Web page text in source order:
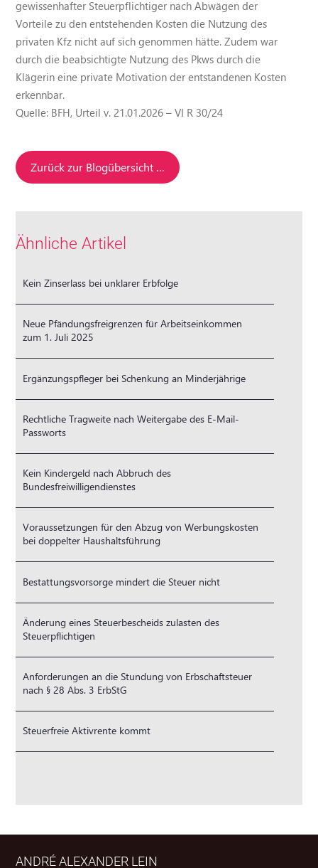
gewissenhafter Steuerpflichtiger nach Abwägen der
Vorteile zu den entstehenden Kosten die Nutzung des
privaten Kfz nicht auf sich genommen hätte. Zudem war
durch die beabsichtigte Nutzung des Pkws durch die
Klägerin eine private Motivation der entstandenen Kosten
erkennbar.
Quelle: BFH, Urteil v. 21.01.2026 – VI R 30/24
Zurück zur Blogübersicht …
Ähnliche Artikel
Kein Zinserlass bei unklarer Erbfolge
Neue Pfändungsfreigrenzen für Arbeitseinkommen
zum 1. Juli 2025
Ergänzungspfleger bei Schenkung an Minderjährige
Rechtliche Tragweite nach Weitergabe des E-Mail-
Passworts
Kein Kindergeld nach Abbruch des
Bundesfreiwilligendienstes
Voraussetzungen für den Abzug von Werbungskosten
bei doppelter Haushaltsführung
Bestattungsvorsorge mindert die Steuer nicht
Änderung eines Steuerbescheids zulasten des
Steuerpflichtigen
Anforderungen an die Stundung von Erbschaftsteuer
nach § 28 Abs. 3 ErbStG
Steuerfreie Aktivrente kommt
ANDRÉ ALEXANDER LEIN